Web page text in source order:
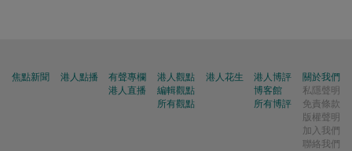
焦點新聞 港人點播
有聲專欄
港人直播
港人觀點
編輯觀點
所有觀點
港人花生
港人博評
博客館
所有博評
關於我們
私隱聲明
免責條款
版權聲明
加入我們
聯絡我們